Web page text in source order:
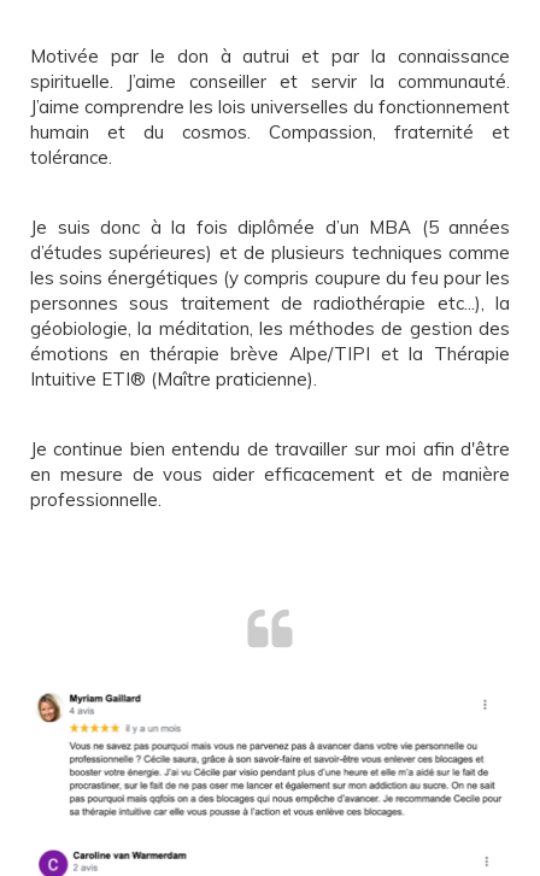
Motivée par le don à autrui et par la connaissance
spirituelle. J’aime conseiller et servir la communauté.
J’aime comprendre les lois universelles du fonctionnement
humain et du cosmos. Compassion, fraternité et
tolérance.
Je suis donc à la fois diplômée d’un MBA (5 années
d’études supérieures) et de plusieurs techniques comme
les soins énergétiques (y compris coupure du feu pour les
personnes sous traitement de radiothérapie etc...), la
géobiologie, la méditation, les méthodes de gestion des
émotions en thérapie brève Alpe/TIPI et la Thérapie
Intuitive ETI® (Maître praticienne).
Je continue bien entendu de travailler sur moi afin d'être
en mesure de vous aider efficacement et de manière
professionnelle.